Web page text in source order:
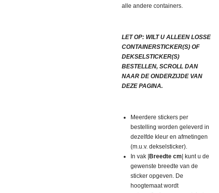
alle andere containers.
LET OP: WILT U ALLEEN LOSSE
CONTAINERSTICKER(S) OF
DEKSELSTICKER(S)
BESTELLEN, SCROLL DAN
NAAR DE ONDERZIJDE VAN
DEZE PAGINA.
Meerdere stickers per
bestelling worden geleverd in
dezelfde kleur en afmetingen
(m.u.v. dekselsticker).
In vak | Breedte cm | kunt u de
gewenste breedte van de
sticker opgeven. De
hoogtemaat wordt